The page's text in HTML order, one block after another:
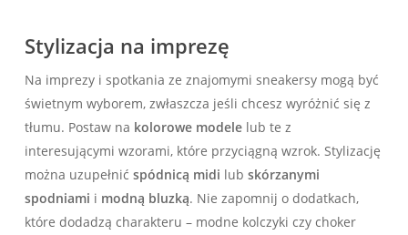
Stylizacja na imprezę
Na imprezy i spotkania ze znajomymi sneakersy mogą być
świetnym wyborem, zwłaszcza jeśli chcesz wyróżnić się z
tłumu. Postaw na kolorowe modelelub te z
interesującymi wzorami, które przyciągną wzrok. Stylizację
można uzupełnić spódnicą midi lub skórzanymi
spodniami i modną bluzką. Nie zapomnij o dodatkach,
które dodadzą charakteru – modne kolczyki czy choker